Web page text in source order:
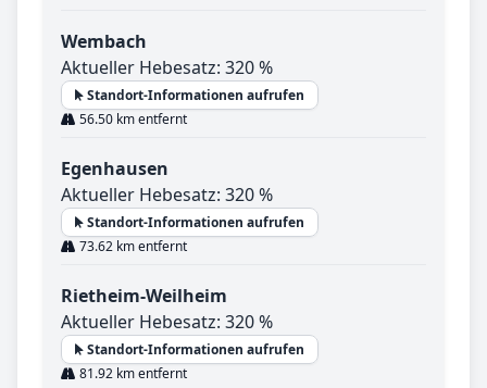
Wembach
Aktueller Hebesatz: 320 %
Standort-Informationen aufrufen
56.50 km entfernt
Egenhausen
Aktueller Hebesatz: 320 %
Standort-Informationen aufrufen
73.62 km entfernt
Rietheim-Weilheim
Aktueller Hebesatz: 320 %
Standort-Informationen aufrufen
81.92 km entfernt